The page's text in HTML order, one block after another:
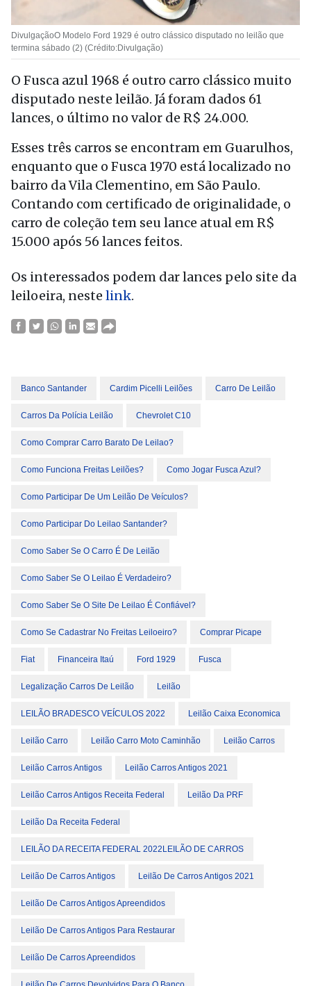
DivulgaçãoO Modelo Ford 1929 é outro clássico disputado no leilão que
termina sábado (2) (Crédito:Divulgação)
O Fusca azul 1968 é outro carro clássico muito
disputado neste leilão. Já foram dados 61
lances, o último no valor de R$ 24.000.
Esses três carros se encontram em Guarulhos,
enquanto que o Fusca 1970 está localizado no
bairro da Vila Clementino, em São Paulo.
Contando com certificado de originalidade, o
carro de coleção tem seu lance atual em R$
15.000 após 56 lances feitos.
Os interessados podem dar lances pelo site da
leiloeira, neste link.
Banco Santander Cardim Picelli Leilões Carro De Leilão
Carros Da Polícia Leilão Chevrolet C10
Como Comprar Carro Barato De Leilao?
Como Funciona Freitas Leilões? Como Jogar Fusca Azul?
Como Participar De Um Leilão De Veículos?
Como Participar Do Leilao Santander?
Como Saber Se O Carro É De Leilão
Como Saber Se O Leilao É Verdadeiro?
Como Saber Se O Site De Leilao É Confiável?
Como Se Cadastrar No Freitas Leiloeiro? Comprar Picape
Fiat Financeira Itaú Ford 1929 Fusca
Legalização Carros De Leilão Leilão
LEILÃO BRADESCO VEÍCULOS 2022 Leilão Caixa Economica
Leilão Carro Leilão Carro Moto Caminhão Leilão Carros
Leilão Carros Antigos Leilão Carros Antigos 2021
Leilão Carros Antigos Receita Federal Leilão Da PRF
Leilão Da Receita Federal
LEILÃO DA RECEITA FEDERAL 2022LEILÃO DE CARROS
Leilão De Carros Antigos Leilão De Carros Antigos 2021
Leilão De Carros Antigos Apreendidos
Leilão De Carros Antigos Para Restaurar
Leilão De Carros Apreendidos